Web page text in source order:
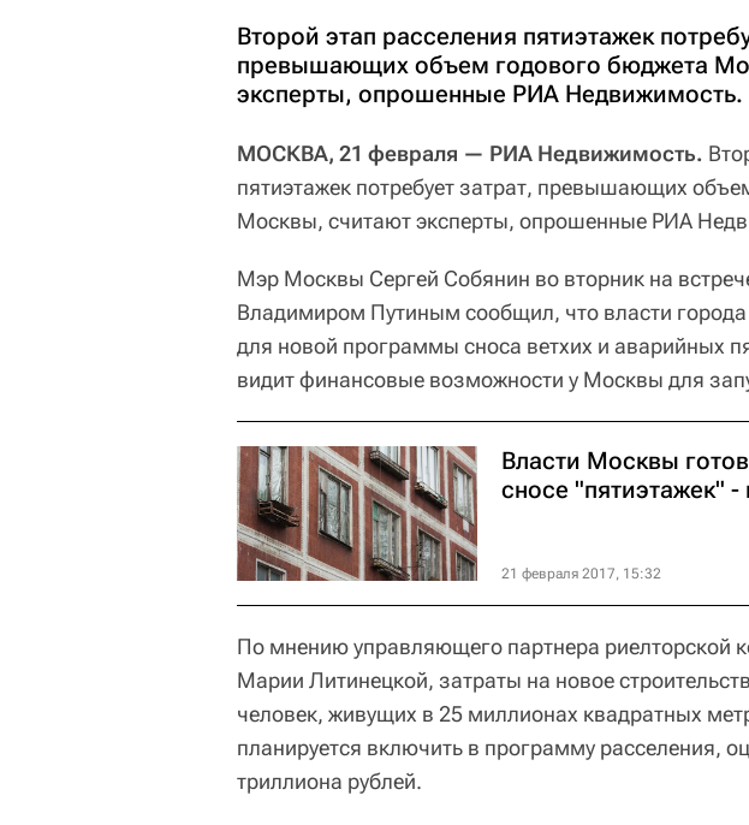
Второй этап расселения пятиэтажек
превышающих объем годового бюджета
эксперты, опрошенные РИА Недвижимость.
МОСКВА, 21 февраля — РИА Недвижимость.
пятиэтажек потребует затрат, превышающих
Москвы, считают эксперты, опрошенные РИА
Мэр Москвы Сергей Собянин во вторник на
Владимиром Путиным сообщил, что власти города
для новой программы сноса ветхих и аварийных
видит финансовые возможности у Москвы для
Власти Москвы
сносе "пятиэтажек" -
21 февраля 2017, 15:32
По мнению управляющего партнера риелторской
Марии Литинецкой, затраты на новое
человек, живущих в 25 миллионах квадратных
планируется включить в программу расселения,
триллиона рублей.